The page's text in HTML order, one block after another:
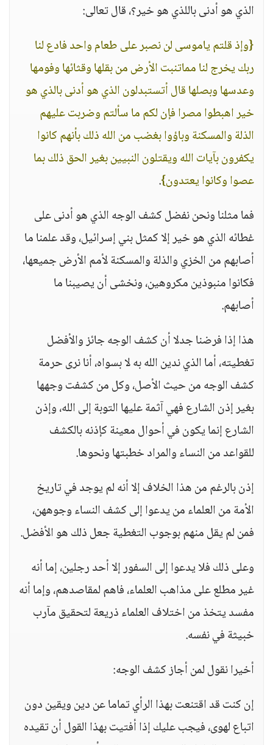
الذي هو أدنى باللذي هو خير؟، قال تعالى:
{وإذ قلتم ياموسى لن نصبر على طعام واحد فادع لنا
ربك يخرج لنا مماتنبت الأرض من بقلها وقثائها وفومها
وعدسها وبصلها قال أتستبدلون الذي هو أدنى بالذي هو
خير اهبطوا مصرا فإن لكم ما سألتم وضربت عليهم
الذلة والمسكنة وباؤوا بغضب من الله ذلك بأنهم كانوا
يكفرون بآيات الله ويقتلون النبيين بغير الحق ذلك بما
عصوا وكانوا يعتدون}.
فما مثلنا ونحن نفضل كشف الوجه الذي هو أدنى على
غطائه الذي هو خير إلا كمثل بني إسرائيل، وقد علمنا ما
أصابهم من الخزي والذلة والمسكنة لأمم الأرض جميعها،
فكانوا منبوذين مكروهين، ونخشى أن يصيبنا ما
أصابهم.
هذا إذا فرضنا جدلا أن كشف الوجه جائز والأفضل
تغطيته، أما الذي ندين الله به لا بسواه، أنا نرى حرمة
كشف الوجه من حيث الأصل، وكل من كشفت وجهها
بغير إذن الشارع فهي آثمة عليها التوبة إلى الله، وإذن
الشارع إنما يكون في أحوال معينة كإذنه بالكشف
للقواعد من النساء والمراد خطبتها ونحوها.
إذن بالرغم من هذا الخلاف إلا أنه لم يوجد في تاريخ
الأمة من العلماء من يدعوا إلى كشف النساء وجوههن،
فمن لم يقل منهم بوجوب التغطية جعل ذلك هو الأفضل.
وعلى ذلك فلا يدعوا إلى السفور إلا أحد رجلين، إما أنه
غير مطلع على مذاهب العلماء، فاهم لمقاصدهم، وإما أنه
مفسد يتخذ من اختلاف العلماء ذريعة لتحقيق مآرب
خبيثة في نفسه.
أخيرا نقول لمن أجاز كشف الوجه:
إن كنت قد اقتنعت بهذا الرأي تماما عن دين ويقين دون
اتباع لهوى، فيجب عليك إذا أفتيت بهذا القول أن تقيده